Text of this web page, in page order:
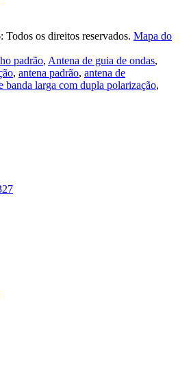
os direitos reservados. Mapa do
padrão, Antena de guia de ondas,
, antena padrão, antena de
banda larga com dupla polarização,